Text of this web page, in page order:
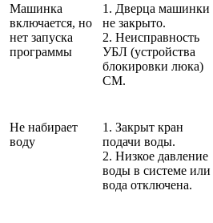
Машинка
включается, но
нет запуска
программы
1. Дверца машинки
не закрыто.
2. Неисправность
УБЛ (устройства
блокировки люка)
СМ.
Не набирает
воду
1. Закрыт кран
подачи воды.
2. Низкое давление
воды в системе или
вода отключена.